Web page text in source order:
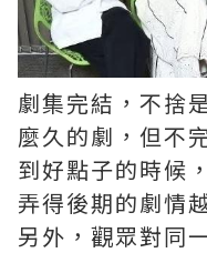
劇集完結，不捨
麼久的劇，但不
到好點子的時候
弄得後期的劇情
另外，觀眾對同